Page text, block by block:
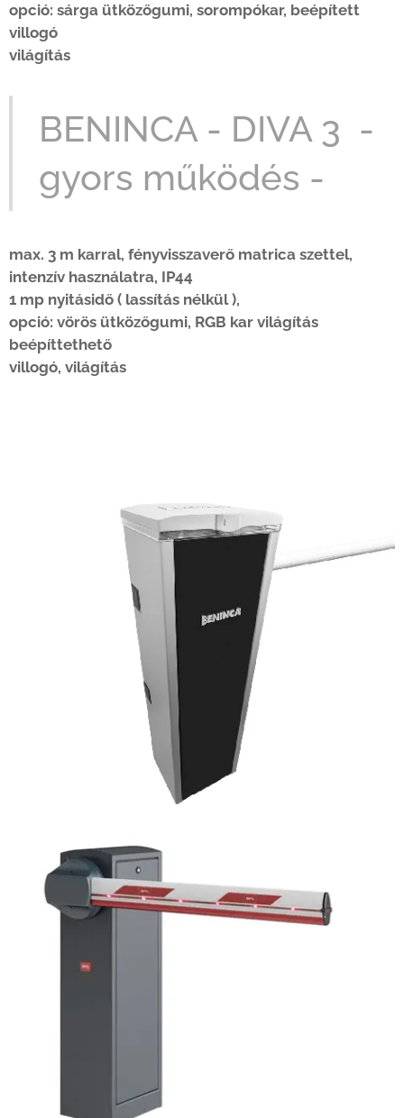
opció: sárga ütközőgumi, sorompókar, beépített
villogó
világítás
BENINCA - DIVA 3 -
gyors működés -
max. 3 m karral, fényvisszaverő matrica szettel,
intenzív használatra, IP44
1 mp nyitásidő ( lassítás nélkül ),
opció: vörös ütközőgumi, RGB kar világítás
beépíttethető
villogó, világítás